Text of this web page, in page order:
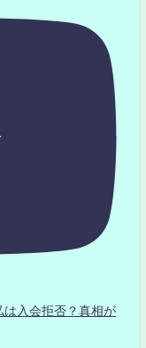
入会拒否？真相が